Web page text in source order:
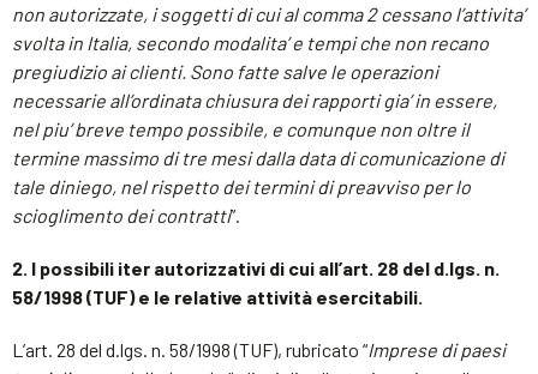
non autorizzate, i soggetti di cui al comma 2 cessano l’attivita’
svolta in Italia, secondo modalita’ e tempi che non recano
pregiudizio ai clienti. Sono fatte salve le operazioni
necessarie all’ordinata chiusura dei rapporti gia’ in essere,
nel piu’ breve tempo possibile, e comunque non oltre il
termine massimo di tre mesi dalla data di comunicazione di
tale diniego, nel rispetto dei termini di preavviso per lo
scioglimento dei contratti”.
2. I possibili iter autorizzativi di cui all’art. 28 del d.lgs. n.
58/1998 (TUF) e le relative attività esercitabili.
L’art. 28 del d.lgs. n. 58/1998 (TUF), rubricato “Imprese di paesi